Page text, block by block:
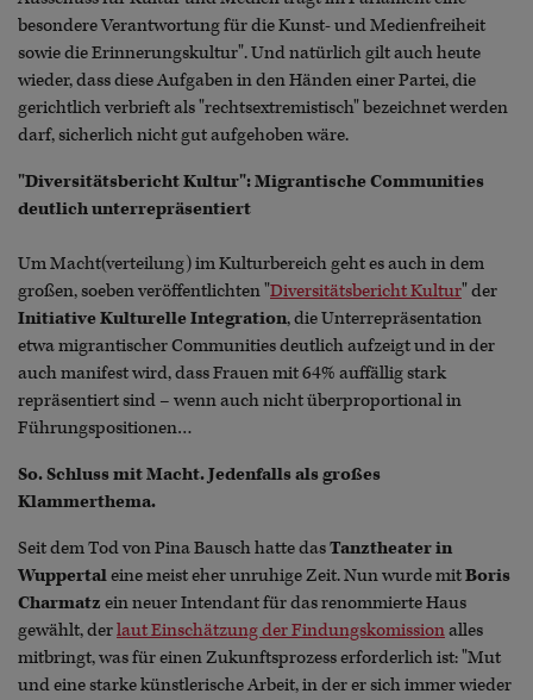
besondere Verantwortung für die Kunst- und Medienfreiheit
sowie die Erinnerungskultur". Und natürlich gilt auch heute
wieder, dass diese Aufgaben in den Händen einer Partei, die
gerichtlich verbrieft als "rechtsextremistisch" bezeichnet werden
darf, sicherlich nicht gut aufgehoben wäre.
"Diversitätsbericht Kultur": Migrantische Communities
deutlich unterrepräsentiert
Um Macht(verteilung) im Kulturbereich geht es auch in dem
großen, soeben veröffentlichten "Diversitätsbericht Kultur" der
Initiative Kulturelle Integration, die Unterrepräsentation
etwa migrantischer Communities deutlich aufzeigt und in der
auch manifest wird, dass Frauen mit 64% auffällig stark
repräsentiert sind – wenn auch nicht überproportional in
Führungspositionen…
So. Schluss mit Macht. Jedenfalls als großes
Klammerthema.
Seit dem Tod von Pina Bausch hatte dasTanztheater in
Wuppertaleine meist eher unruhige Zeit. Nun wurde mitBoris
Charmatz ein neuer Intendant für das renommierte Haus
gewählt, derlaut Einschätzung der Findungskomissionalles
mitbringt, was für einen Zukunftsprozess erforderlich ist: "Mut
und eine starke künstlerische Arbeit, in der er sich immer wieder